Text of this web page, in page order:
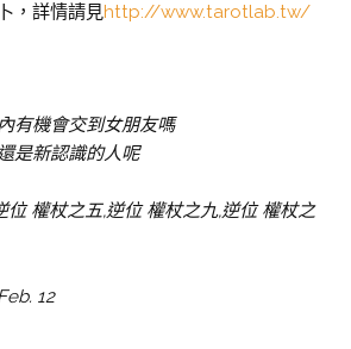
，詳情請見http://www.tarotlab.tw/
有機會交到女朋友嗎
是新認識的人呢
位 權杖之五,逆位 權杖之九,逆位 權杖之
12